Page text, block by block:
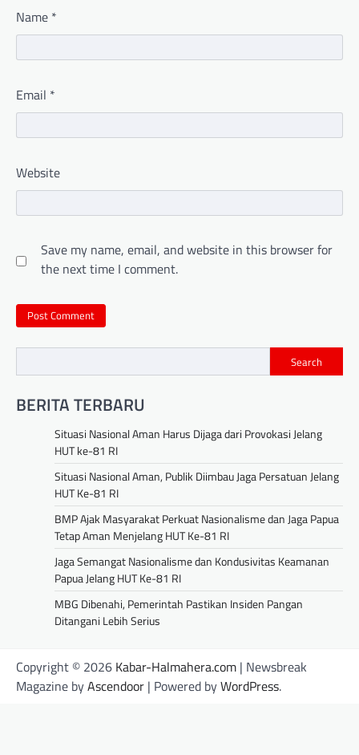
Name *
Email *
Website
Save my name, email, and website in this browser for
the next time I comment.
Search
BERITA TERBARU
Situasi Nasional Aman Harus Dijaga dari Provokasi Jelang
HUT ke-81 RI
Situasi Nasional Aman, Publik Diimbau Jaga Persatuan Jelang
HUT Ke-81 RI
BMP Ajak Masyarakat Perkuat Nasionalisme dan Jaga Papua
Tetap Aman Menjelang HUT Ke-81 RI
Jaga Semangat Nasionalisme dan Kondusivitas Keamanan
Papua Jelang HUT Ke-81 RI
MBG Dibenahi, Pemerintah Pastikan Insiden Pangan
Ditangani Lebih Serius
Copyright © 2026 Kabar-Halmahera.com | Newsbreak
Magazine byAscendoor | Powered byWordPress.